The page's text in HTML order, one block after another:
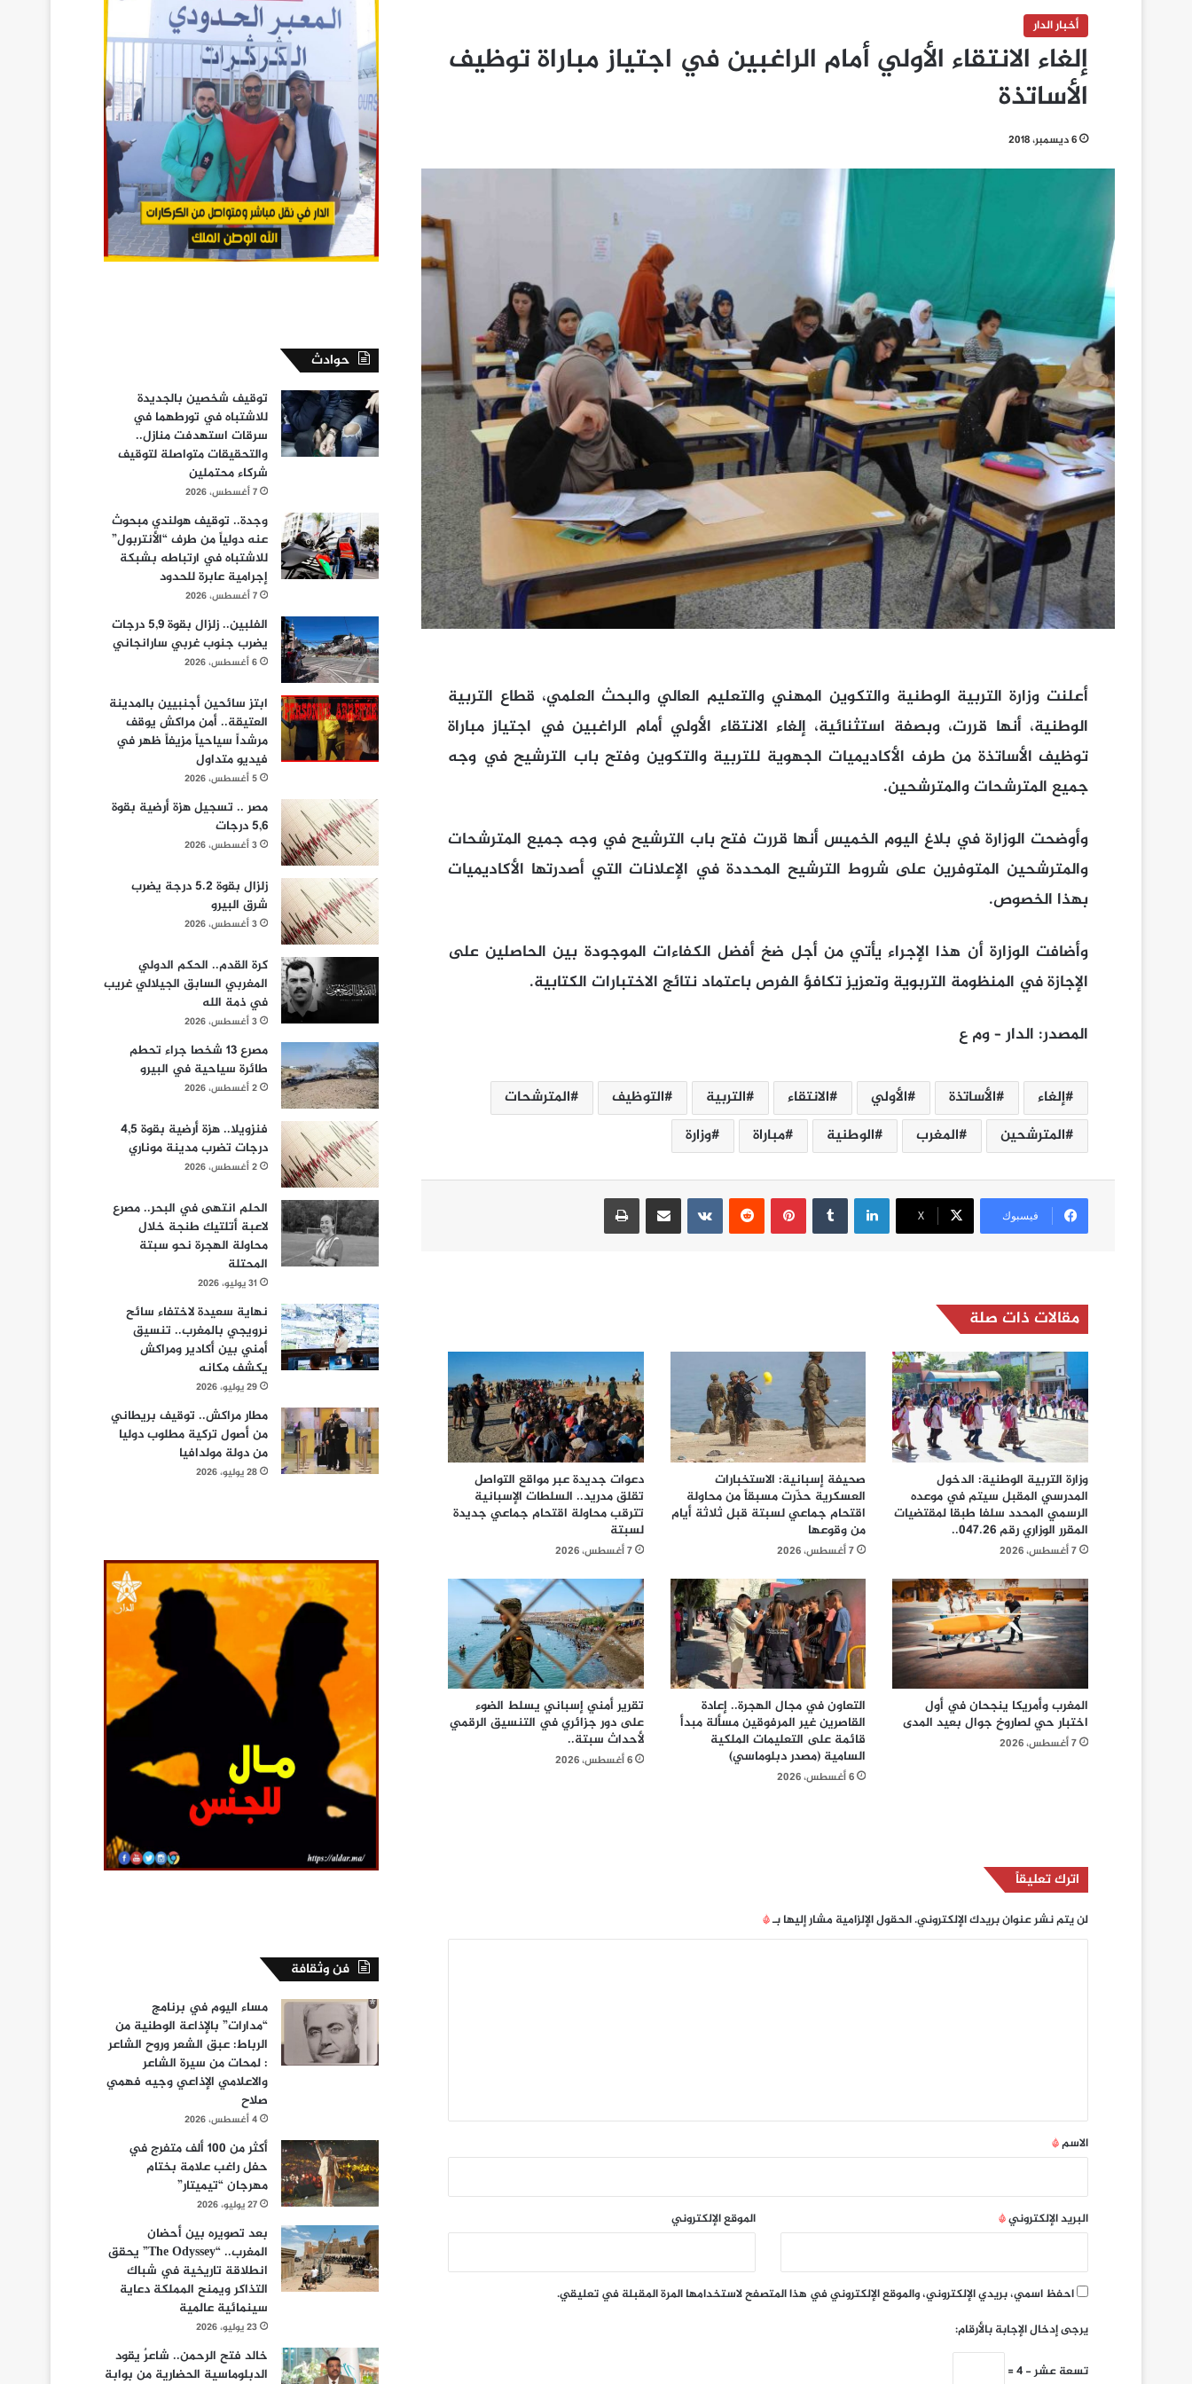
أخبار الدار
إلغاء الانتقاء الأولي أمام الراغبين في اجتياز مباراة توظيف
الأساتذة
6 ديسمبر، 2018
أعلنت وزارة التربية الوطنية والتكوين المهني والتعليم العالي والبحث العلمي، قطاع التربية
الوطنية، أنها قررت، وبصفة استثنائية، إلغاء الانتقاء الأولي أمام الراغبين في اجتياز مباراة
توظيف الأساتذة من طرف الأكاديميات الجهوية للتربية والتكوين وفتح باب الترشيح في وجه
جميع المترشحات والمترشحين.
وأوضحت الوزارة في بلاغ اليوم الخميس أنها قررت فتح باب الترشيح في وجه جميع المترشحات
والمترشحين المتوفرين على شروط الترشيح المحددة في الإعلانات التي أصدرتها الأكاديميات
بهذا الخصوص.
وأضافت الوزارة أن هذا الإجراء يأتي من أجل ضخ أفضل الكفاءات الموجودة بين الحاصلين على
الإجازة في المنظومة التربوية وتعزيز تكافؤ الفرص باعتماد نتائج الاختبارات الكتابية.
المصدر: الدار – وم ع
إلغاء الأساتذة الأولي الانتقاء التربية التوظيف
المترشحات
المترشحين
المغرب الوطنية مباراة وزارة
فيسبوك ‫X
لينكدإن بينتيريست مشاركة عبر البريد طباعة
مقالات ذات صلة
وزارة التربية الوطنية: الدخول
المدرسي المقبل سیتم في موعده
الرسمي المحدد سلفا طبقا لمقتضیات
المقرر الوزاري رقم 047.26..
7 أغسطس، 2026
صحيفة إسبانية: الاستخبارات
العسكرية حذّرت مسبقاً من محاولة
اقتحام جماعي لسبتة قبل ثلاثة أيام
من وقوعها
7 أغسطس، 2026
دعوات جديدة عبر مواقع التواصل
تقلق مدريد.. السلطات الإسبانية
تترقب محاولة اقتحام جماعي جديدة
لسبتة
7 أغسطس، 2026
المغرب وأمريكا ينجحان في أول
اختبار حي لصاروخ جوال بعيد المدى
7 أغسطس، 2026
التعاون في مجال الهجرة.. إعادة
القاصرين غير المرفوقين مسألة مبدأ
قائمة على التعليمات الملكية
السامية (مصدر دبلوماسي)
6 أغسطس، 2026
تقرير أمني إسباني يسلط الضوء
على دور جزائري في التنسيق الرقمي
لأحداث سبتة..
6 أغسطس، 2026
اترك تعليقاً
لن يتم نشر عنوان بريدك الإلكتروني.الحقول الإلزامية مشار إليها بـ*
*
الاسم*
البريد الإلكتروني* الموقع الإلكتروني
احفظ اسمي، بريدي الإلكتروني، والموقع الإلكتروني في هذا المتصفح لاستخدامها المرة المقبلة في تعليقي.
يرجى إدخال الإجابة بالأرقام:
تسعة عشر − 4 =
حوادث
توقيف شخصين بالجديدة
للاشتباه في تورطهما في
سرقات استهدفت منازل..
والتحقيقات متواصلة لتوقيف
شركاء محتملين
7 أغسطس، 2026
وجدة.. توقيف هولندي مبحوث
عنه دولياً من طرف “الأنتربول”
للاشتباه في ارتباطه بشبكة
إجرامية عابرة للحدود
7 أغسطس، 2026
الفلبين.. زلزال بقوة 5,9 درجات
يضرب جنوب غربي سارانجاني
6 أغسطس، 2026
ابتز سائحين أجنبيين بالمدينة
العتيقة.. أمن مراكش يوقف
مرشداً سياحياً مزيفاً ظهر في
فيديو متداول
5 أغسطس، 2026
مصر .. تسجيل هزة أرضية بقوة
5,6 درجات
3 أغسطس، 2026
زلزال بقوة 5.2 درجة يضرب
شرق البيرو
3 أغسطس، 2026
كرة القدم.. الحكم الدولي
المغربي السابق الجيلالي غريب
في ذمة الله
3 أغسطس، 2026
مصرع 13 شخصا جراء تحطم
طائرة سياحية في البيرو
2 أغسطس، 2026
فنزويلا.. هزة أرضية بقوة 4,5
درجات تضرب مدينة موناري
2 أغسطس، 2026
الحلم انتهى في البحر.. مصرع
لاعبة أتلتيك طنجة خلال
محاولة الهجرة نحو سبتة
المحتلة
31 يوليو، 2026
نهاية سعيدة لاختفاء سائح
نرويجي بالمغرب.. تنسيق
أمني بين أكادير ومراكش
يكشف مكانه
29 يوليو، 2026
مطار مراكش.. توقيف بريطاني
من أصول تركية مطلوب دوليا
من دولة مولدافيا
28 يوليو، 2026
فن وثقافة
مساء اليوم في برنامج
“مدارات” بالإذاعة الوطنية من
الرباط: عبق الشعر وروح الشاعر
: لمحات من سيرة الشاعر
والاعلامي الإذاعي وجيه فهمي
صلاح
4 أغسطس، 2026
أكثر من 100 ألف متفرج في
حفل راغب علامة بختام
مهرجان “تيميتار”
27 يوليو، 2026
بعد تصويره بين أحضان
المغرب.. “The Odyssey” يحقق
انطلاقة تاريخية في شباك
التذاكر ويمنح المملكة دعاية
سينمائية عالمية
23 يوليو، 2026
خالد فتح الرحمن.. شاعرٌ يقود
الدبلوماسية الحضارية من بوابة